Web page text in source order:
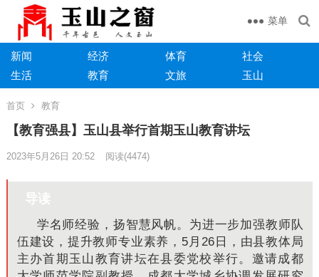
菜单
新闻 经济 体育
社会
生活
教育 文旅 玉山
首页 教育
【教育强县】玉山县举行首期玉山教育讲坛
2023年5月26日 20:52 阅读(4474)
导读
学名师经验，扬智慧风帆。 为进一步加强教师队
伍建设，提升教师专业素养，5月26日，由县教体局
主办首期玉山教育讲坛在县委党校举行。 邀请成都